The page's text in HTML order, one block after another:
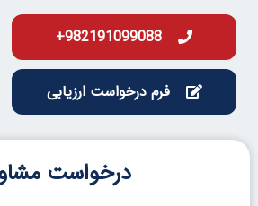
982191099088+
فرم درخواست ارزیابی
درخواست